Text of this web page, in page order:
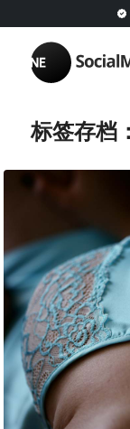
标签存档